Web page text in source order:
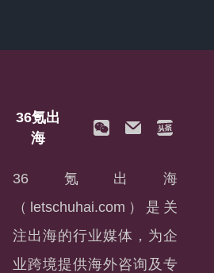
36氪出
海
36氪出海
（letschuhai.com）是关
注出海的行业媒体，为企
业跨境提供海外咨询及专